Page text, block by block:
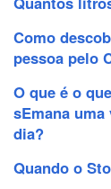
Como
pessoa pelo
O que é o
sEmana
dia?
Quando o